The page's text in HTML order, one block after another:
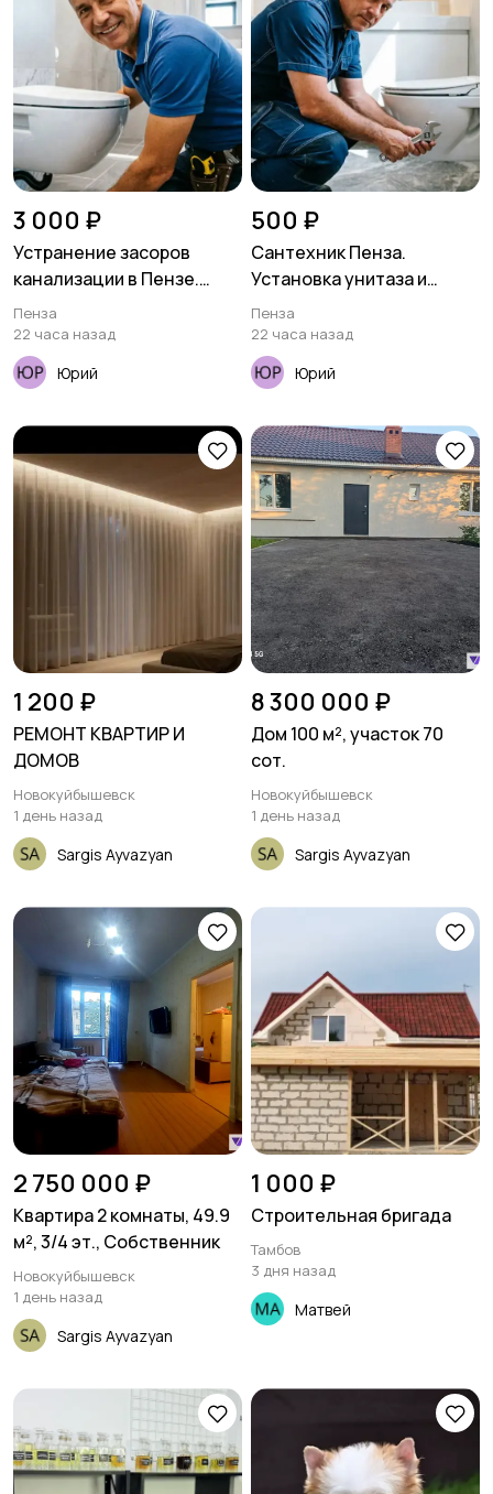
3 000 ₽
Устранение засоров
канализации в Пензе.
Прочистка труб
Пенза
22 часа назад
Юрий
500 ₽
Сантехник Пенза.
Установка унитаза и
смесителя
Пенза
22 часа назад
Юрий
1 200 ₽
РЕМОНТ КВАРТИР И
ДОМОВ
Новокуйбышевск
1 день назад
Sargis Ayvazyan
8 300 000 ₽
Дом 100 м², участок 70
сот.
Новокуйбышевск
1 день назад
Sargis Ayvazyan
2 750 000 ₽
Квартира 2 комнаты, 49.9
м², 3/4 эт., Собственник
Новокуйбышевск
1 день назад
Sargis Ayvazyan
1 000 ₽
Строительная бригада
Тамбов
3 дня назад
Матвей